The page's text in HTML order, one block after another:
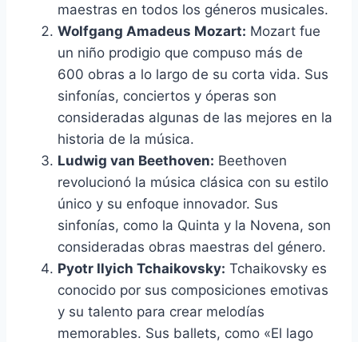
maestras en todos los géneros musicales.
Wolfgang Amadeus Mozart: Mozart fue
un niño prodigio que compuso más de
600 obras a lo largo de su corta vida. Sus
sinfonías, conciertos y óperas son
consideradas algunas de las mejores en la
historia de la música.
Ludwig van Beethoven: Beethoven
revolucionó la música clásica con su estilo
único y su enfoque innovador. Sus
sinfonías, como la Quinta y la Novena, son
consideradas obras maestras del género.
Pyotr Ilyich Tchaikovsky: Tchaikovsky es
conocido por sus composiciones emotivas
y su talento para crear melodías
memorables. Sus ballets, como «El lago